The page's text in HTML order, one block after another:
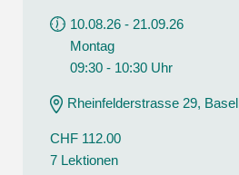
10.08.26 - 21.09.26
Montag
09:30 - 10:30 Uhr
Rheinfelderstrasse 29, Basel
CHF 112.00
7 Lektionen